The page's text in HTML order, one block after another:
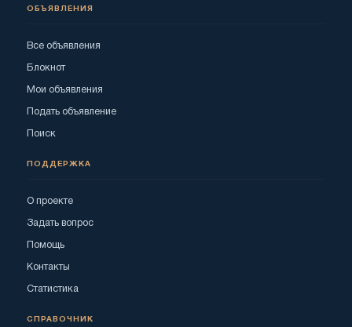
ОБЪЯВЛЕНИЯ
Все объявления
Блокнот
Мои объявления
Подать объявление
Поиск
ПОДДЕРЖКА
О проекте
Задать вопрос
Помощь
Контакты
Статистика
СПРАВОЧНИК